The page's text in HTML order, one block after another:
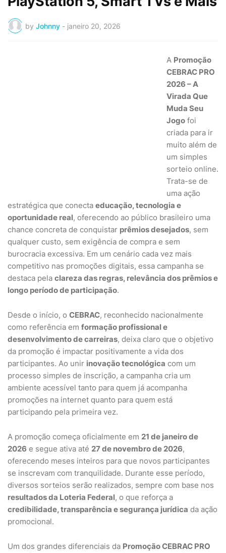
by Johnny - janeiro 20, 2026
A Promoção
CEBRAC PRO
2026 – A
Virada Que
Muda Seu
Jogo foi
criada para ir
muito além de
um simples
sorteio online.
Trata-se de
uma ação
estratégica que conecta educação, tecnologia e
oportunidade real, oferecendo ao público brasileiro uma
chance concreta de conquistar prêmios desejados, sem
qualquer custo, sem exigência de compra e sem
burocracia excessiva. Em um cenário cada vez mais
competitivo nas promoções digitais, essa campanha se
destaca pela clareza das regras, relevância dos prêmios e
longo período de participação.
Desde o início, o CEBRAC, reconhecido nacionalmente
como referência em formação profissional e
desenvolvimento de carreiras, deixa claro que o objetivo
da promoção é impactar positivamente a vida dos
participantes. Ao unir inovação tecnológica com um
processo simples de inscrição, a campanha cria um
ambiente acessível tanto para quem já acompanha
promoções na internet quanto para quem está
participando pela primeira vez.
A promoção começa oficialmente em 21 de janeiro de
2026 e segue ativa até 27 de novembro de 2026,
oferecendo meses inteiros para que novos participantes
se inscrevam com tranquilidade. Durante esse período,
diversos sorteios serão realizados, sempre com base nos
resultados da Loteria Federal, o que reforça a
credibilidade, transparência e segurança jurídica da ação
promocional.
Um dos grandes diferenciais da Promoção CEBRAC PRO